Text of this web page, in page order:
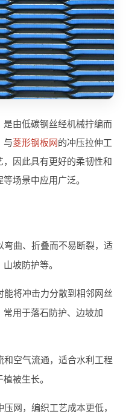
由低碳钢丝经机械拧编而
与菱形钢板网的冲压拉伸工
因此具有更好的柔韧性和
场景中应用广泛。
弯曲、折叠而不易断裂，适
坡防护等。
能将冲击力分散到相邻网丝
常用于落石防护、边坡加
和空气流通，适合水利工程
被生长。
网，编织工艺成本更低，